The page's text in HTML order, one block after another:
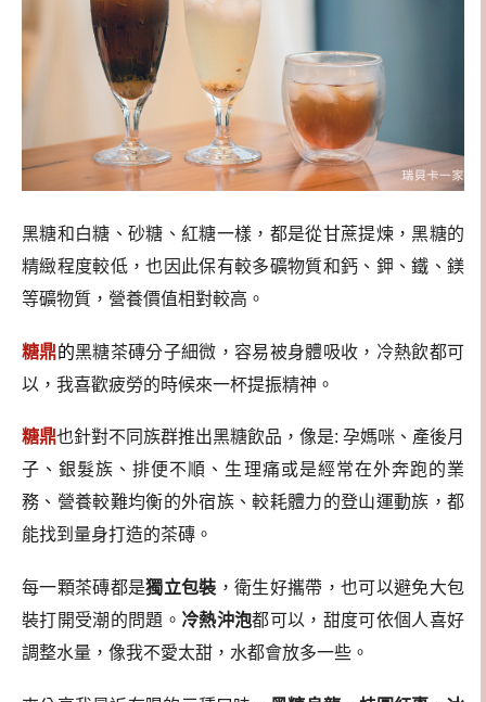
黑糖和白糖、砂糖、紅糖一樣，都是從甘蔗提煉，黑糖的
精緻程度較低，也因此保有較多礦物質和鈣、鉀、鐵、鎂
等礦物質，營養價值相對較高。
糖鼎的黑糖茶磚分子細微，容易被身體吸收，冷熱飲都可
以，我喜歡疲勞的時候來一杯提振精神。
糖鼎也針對不同族群推出黑糖飲品，像是: 孕媽咪、產後月
子、銀髮族、排便不順、生理痛或是經常在外奔跑的業
務、營養較難均衡的外宿族、較耗體力的登山運動族，都
能找到量身打造的茶磚。
每一顆茶磚都是獨立包裝 ，衛生好攜帶，也可以避免大包
裝打開受潮的問題。 冷熱沖泡都可以，甜度可依個人喜好
調整水量，像我不愛太甜，水都會放多一些。